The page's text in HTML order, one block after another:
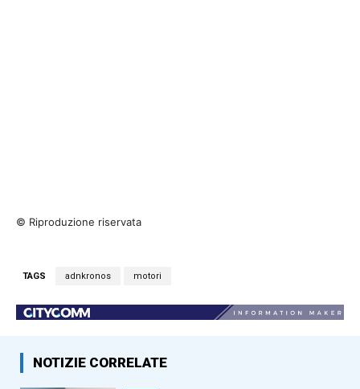
© Riproduzione riservata
TAGS adnkronos motori
NOTIZIE CORRELATE